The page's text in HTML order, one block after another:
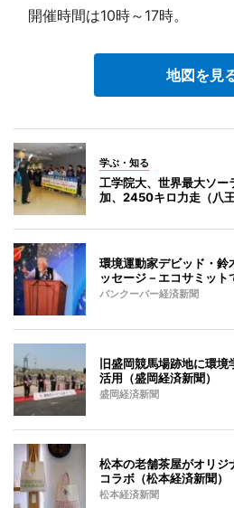
開催時間は10時～17時。
地図を見
学ぶ・知る
工学院大、世界最大ソー
加、2450キロ力走（八王
環境運動家デビッド・鈴
ッセージ－エコサミット
バンクーバー経済新聞
旧盛岡競馬場跡地に環境
活用（盛岡経済新聞）
盛岡経済新聞
松本の老舗茶屋がオリジ
コラボ（松本経済新聞）
松本経済新聞